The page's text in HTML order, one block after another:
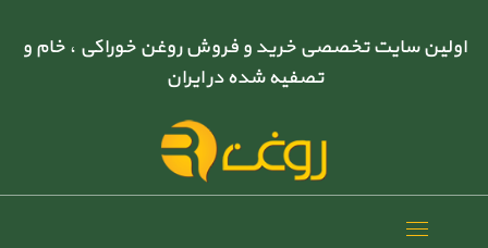
اولین سایت تخصصی خرید و فروش روغن خوراکی ، خام و
تصفیه شده در ایران
Toggle